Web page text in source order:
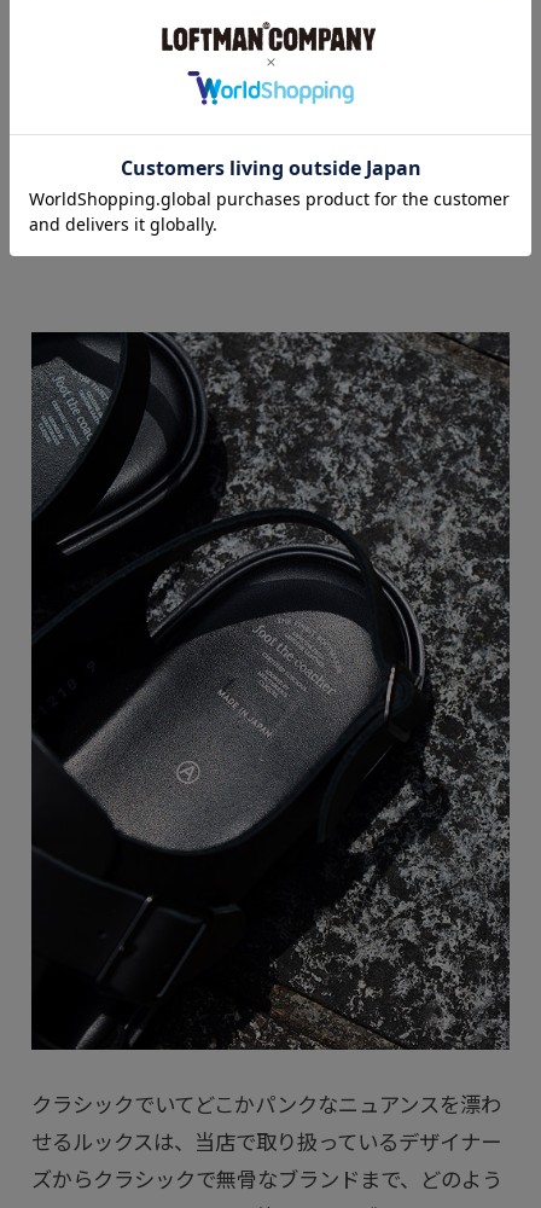
サンダルの中では足を覆うアッパーの面積が多いの
も特徴で、肌の露出も少なく、ソックス合わせにも
革靴ながら適度な抜け感を演出し、通気性も良く春
から秋にかけて快適にご着用頂けます。
クラシックでいてどこかパンクなニュアンスを漂わ
せるルックスは、当店で取り扱っているデザイナー
ズからクラシックで無骨なブランドまで、どのよう